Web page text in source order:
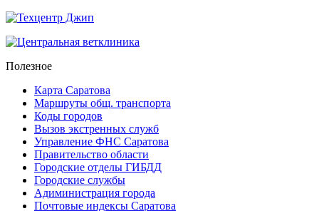
Полезное
Карта Саратова
Маршруты общ. транспорта
Коды городов
Вызов экстренных служб
Управление ФНС Саратова
Правительство области
Городские отделы ГИБДД
Городские службы
Адиминистрация города
Почтовые индексы Саратова